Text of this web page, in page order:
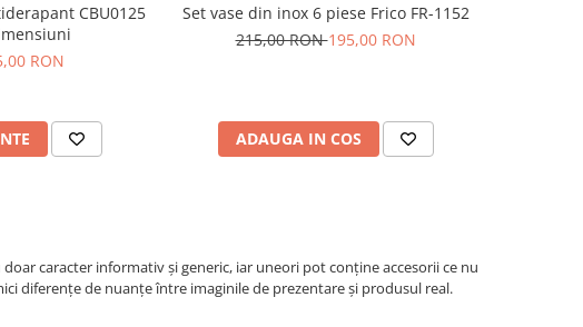
CBU0125
RON
Set vase din inox 6 piese Frico FR-1152
215,00 RON195,00 RON
ADAUGA IN COS
caracter informativ şi generic, iar uneori pot conţine accesorii ce nu
diferențe de nuanțe între imaginile de prezentare și produsul real.